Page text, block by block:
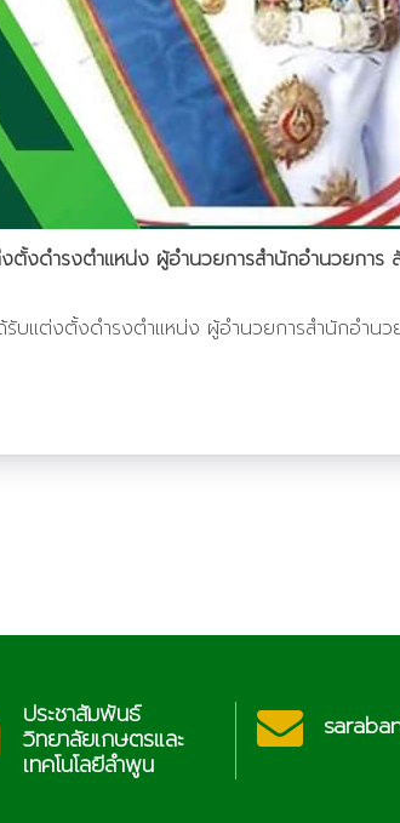
ตั้งดำรงตำแหน่ง ผู้อำนวยการสำนักอำนวยการ
บแต่งตั้งดำรงตำแหน่ง ผู้อำนวยการสำนักอำนว
saraban@lcat.ac.th ประชา
วิทยาลั